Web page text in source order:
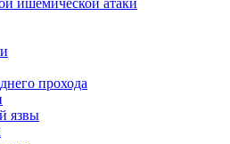
прохода
язвы